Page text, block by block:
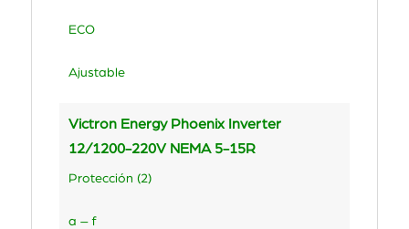
ECO
Ajustable
Victron Energy Phoenix Inverter
12/1200-220V NEMA 5-15R
Protección (2)
a – f